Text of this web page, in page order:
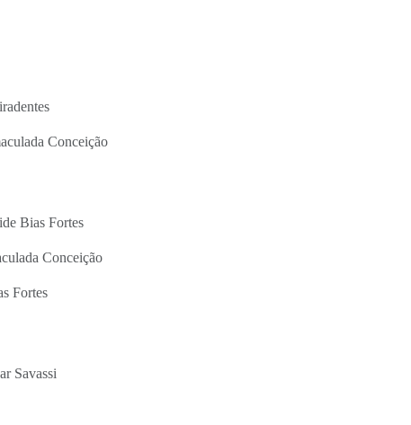
Conceição
Bias Fortes
Conceição
Fortes
Savassi